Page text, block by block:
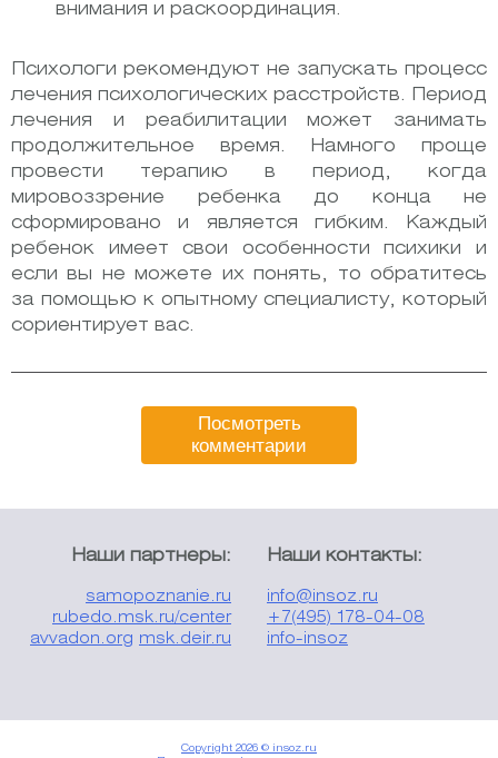
внимания и раскоординация.
Психологи рекомендуют не запускать процесс
лечения психологических расстройств. Период
лечения и реабилитации может занимать
продолжительное время. Намного проще
провести терапию в период, когда
мировоззрение ребенка до конца не
сформировано и является гибким. Каждый
ребенок имеет свои особенности психики и
если вы не можете их понять, то обратитесь
за помощью к опытному специалисту, который
сориентирует вас.
Посмотреть
комментарии
Наши партнеры:
samopoznanie.ru
rubedo.msk.ru/center
avvadon.org
msk.deir.ru
Наши контакты:
info@insoz.ru
+7(495) 178-04-08
info-insoz
Copyright 2026 © insoz.ru